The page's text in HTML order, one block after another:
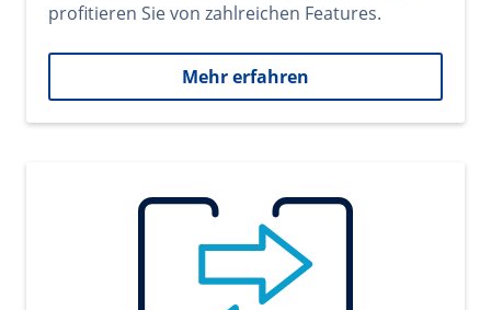
profitieren Sie von zahlreichen Features.
Mehr erfahren